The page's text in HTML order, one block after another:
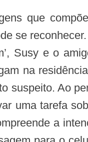
se
Susy e o
na
suspeito. Ao
uma tarefa
a